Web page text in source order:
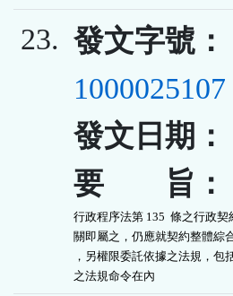
23. 發文字號：
發文日期：
要 旨：
行政程序法第 135  條之行政
關即屬之，仍應就契約整體綜
，另權限委託依據之法規，
之法規命令在內